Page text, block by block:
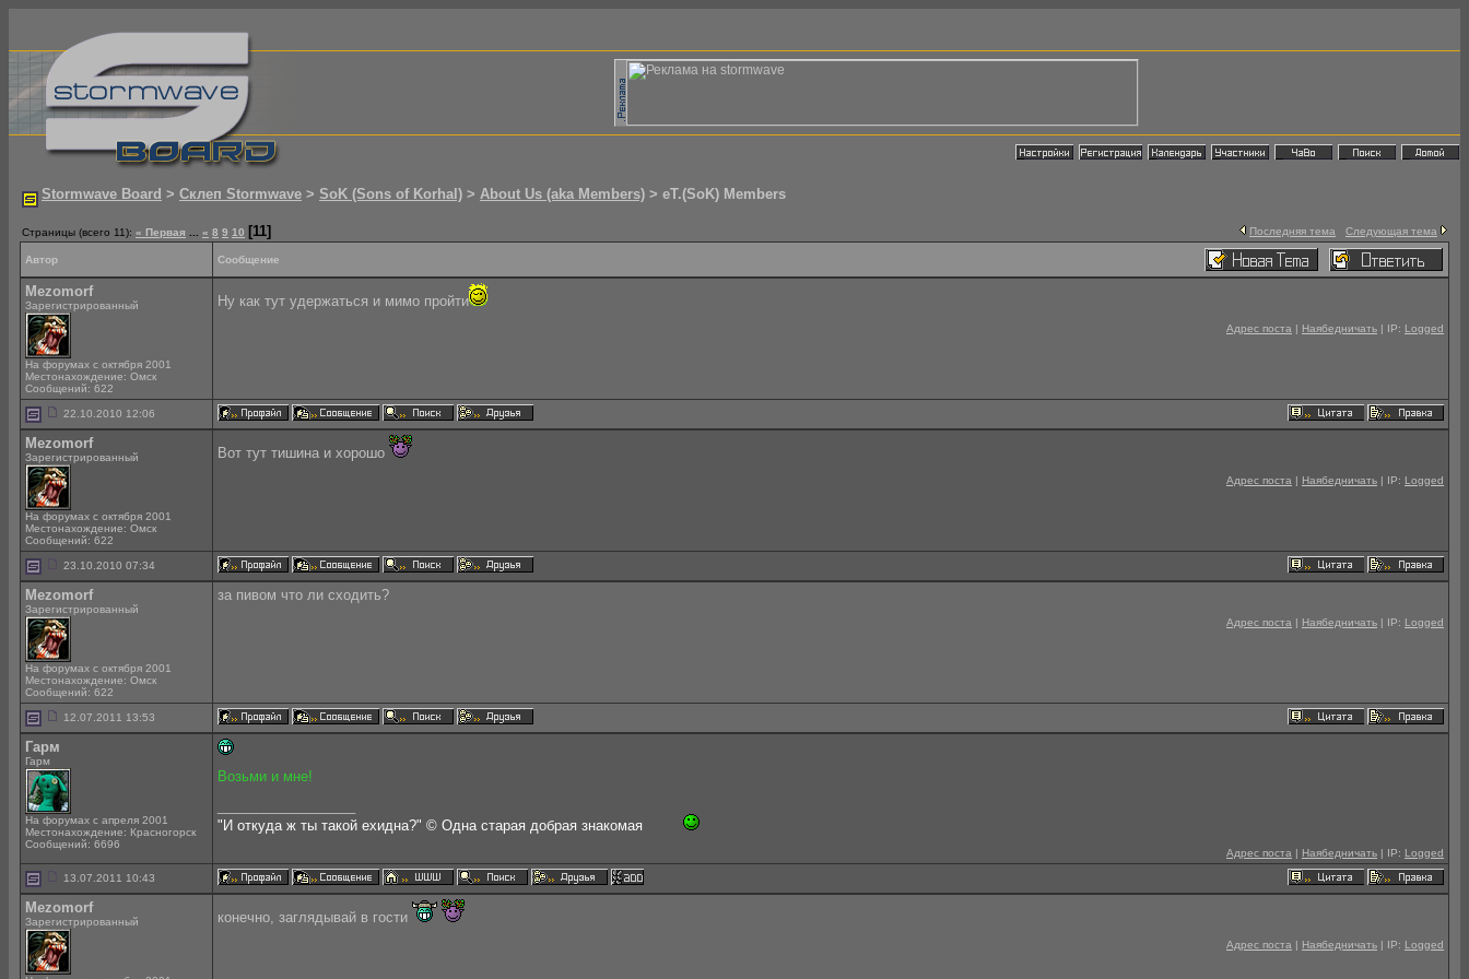
Stormwave Board > Склеп Stormwave > SoK (Sons of Korhal) > About Us (aka Members) > eT.(SoK) Members
Страницы (всего 11): « Первая « 8 9 10 [11] Последняя тема Следующая тема
Автор Сообщение
Mezomorf
Зарегистрированный
На форумах с октября 2001
Местонахождение: Омск
Сообщений: 622
Ну как тут удержаться и мимо пройти
Адрес поста | Наябедничать | IP: Logged
22.10.2010 12:06
Mezomorf
Зарегистрированный
На форумах с октября 2001
Местонахождение: Омск
Сообщений: 622
Вот тут тишина и хорошо
Адрес поста | Наябедничать | IP: Logged
23.10.2010 07:34
Mezomorf
Зарегистрированный
На форумах с октября 2001
Местонахождение: Омск
Сообщений: 622
за пивом что ли сходить?
Адрес поста | Наябедничать | IP: Logged
12.07.2011 13:53
Гарм
Гарм
На форумах с апреля 2001
Местонахождение: Красногорск
Сообщений: 6696
Возьми и мне!
"И откуда ж ты такой ехидна?" © Одна старая добрая знакомая
Адрес поста | Наябедничать | IP: Logged
13.07.2011 10:43
Mezomorf
Зарегистрированный конечно, заглядывай в гости
Адрес поста | Наябедничать | IP: Logged